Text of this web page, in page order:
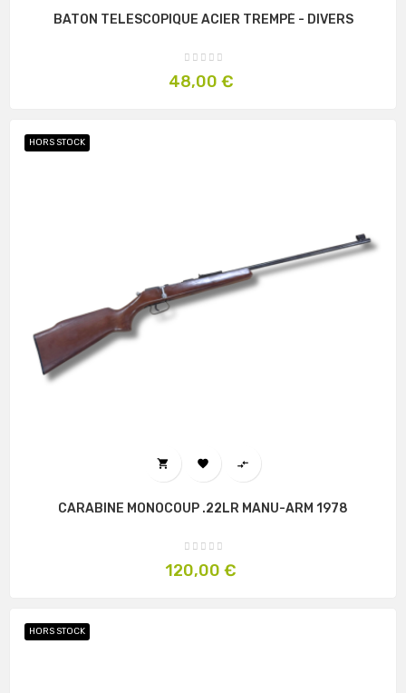
BATON TELESCOPIQUE ACIER TREMPÉ - DIVERS
Prix
48,00 €
HORS STOCK
  
CARABINE MONOCOUP .22LR MANU-ARM 1978
Prix
120,00 €
HORS STOCK